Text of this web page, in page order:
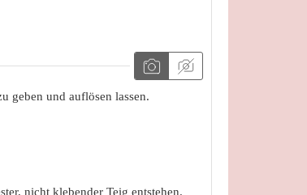
geben und auflösen lassen.
nicht klebender Teig entstehen.